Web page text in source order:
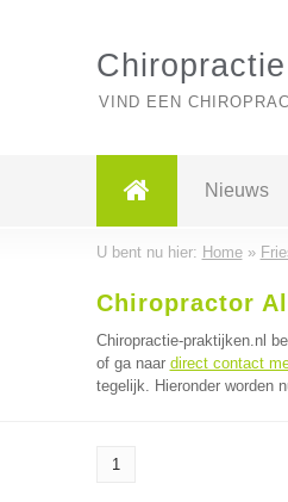
Chiropractie
VIND EEN
Nieuws
U bent nu hier: Home»
Chiropractor
Chiropractie-praktijken.nl
of ga naar direct contact
tegelijk. Hieronder worden
1